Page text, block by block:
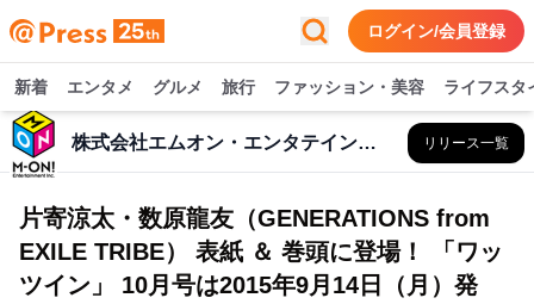
ログイン/会員登録
新着 エンタメ グルメ 旅行 ファッション・美容 ライフスタ
株式会社エムオン・エンタテインメント リリース一覧
片寄涼太・数原龍友（GENERATIONS from
EXILE TRIBE） 表紙 ＆ 巻頭に登場！ 「ワッ
ツイン」 10月号は2015年9月14日（月）発